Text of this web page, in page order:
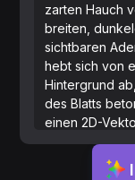
zarten Hauch
breiten,
sichtbaren
hebt sich von
Hintergrund
des Blatts
einen 2D-
leuchtenden